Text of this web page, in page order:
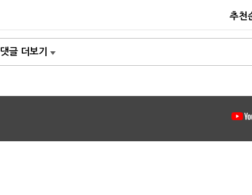
추천
댓글 더보기